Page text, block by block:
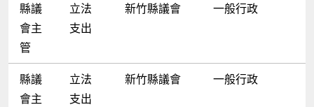
縣議
會主
管
立法
支出
新竹縣議會 一般行政
縣議
會主
立法
支出
新竹縣議會 一般行政